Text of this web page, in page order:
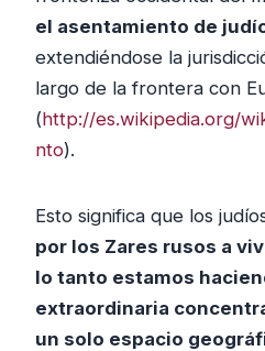
el asentamiento de
extendiéndose la
largo de la frontera con
(http://es.wikipedia.org/
nto).
Esto significa que los
por los Zares rusos a
lo tanto estamos
extraordinaria
un solo espacio